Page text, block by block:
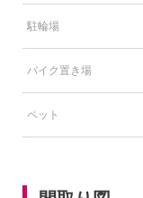
駐輪場
バイク置き場
ペット